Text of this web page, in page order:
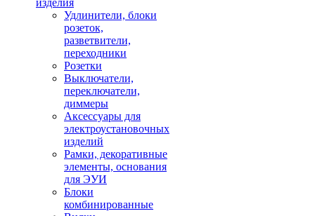
изделия
Удлинители, блоки
розеток,
разветвители,
переходники
Розетки
Выключатели,
переключатели,
диммеры
Аксессуары для
электроустановочных
изделий
Рамки, декоративные
элементы, основания
для ЭУИ
Блоки
комбинированные